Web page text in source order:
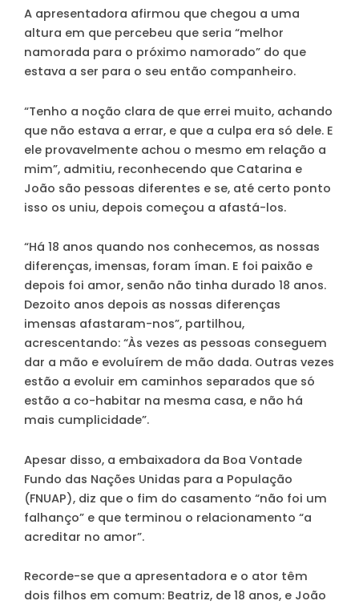
A apresentadora afirmou que chegou a uma
altura em que percebeu que seria “melhor
namorada para o próximo namorado” do que
estava a ser para o seu então companheiro.
“Tenho a noção clara de que errei muito, achando
que não estava a errar, e que a culpa era só dele. E
ele provavelmente achou o mesmo em relação a
mim”, admitiu, reconhecendo que Catarina e
João são pessoas diferentes e se, até certo ponto
isso os uniu, depois começou a afastá-los.
“Há 18 anos quando nos conhecemos, as nossas
diferenças, imensas, foram íman. E foi paixão e
depois foi amor, senão não tinha durado 18 anos.
Dezoito anos depois as nossas diferenças
imensas afastaram-nos”, partilhou,
acrescentando: “Às vezes as pessoas conseguem
dar a mão e evoluírem de mão dada. Outras vezes
estão a evoluir em caminhos separados que só
estão a co-habitar na mesma casa, e não há
mais cumplicidade”.
Apesar disso, a embaixadora da Boa Vontade
Fundo das Nações Unidas para a População
(FNUAP), diz que o fim do casamento “não foi um
falhanço” e que terminou o relacionamento “a
acreditar no amor”.
Recorde-se que a apresentadora e o ator têm
dois filhos em comum: Beatriz, de 18 anos, e João